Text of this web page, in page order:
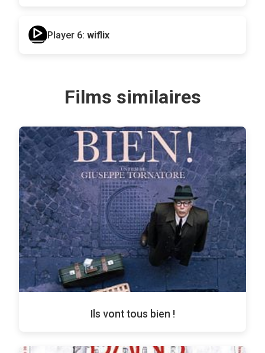
Player 6: wiflix
Films similaires
Ils vont tous bien !